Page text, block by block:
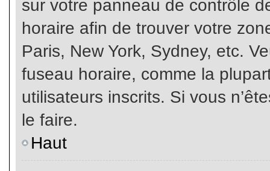
sur votre panneau de contrôle
horaire afin de trouver votre
Paris, New York, Sydney, etc.
fuseau horaire, comme la
utilisateurs inscrits. Si vous
le faire.
Haut